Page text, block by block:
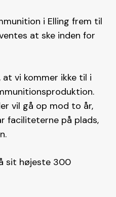
i Elling frem til
at ske inden for
vi kommer ikke til i
vil gå op mod to år,
faciliteterne på plads,
sit højeste 300